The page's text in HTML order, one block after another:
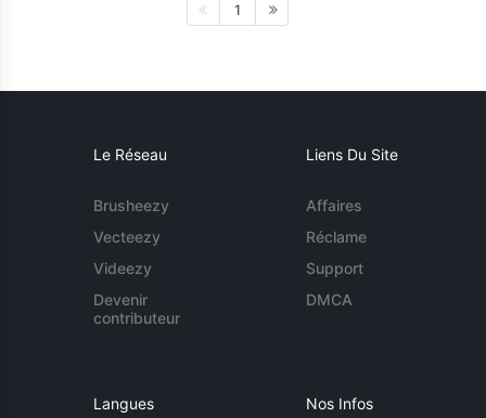
1
Le Réseau
Brusheezy
Vecteezy
Videezy
Devenir
contributeur
Liens Du Site
Affaires
Réclame
Support
DMCA
Langues Nos Infos